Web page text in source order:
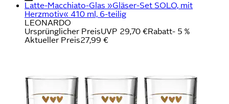
Latte-Macchiato-Glas »Gläser-Set SOLO, mit
Herzmotiv« 410 ml, 6-teilig
LEONARDO
Ursprünglicher PreisUVP 29,70 €Rabatt- 5 %
Aktueller Preis27,99 €